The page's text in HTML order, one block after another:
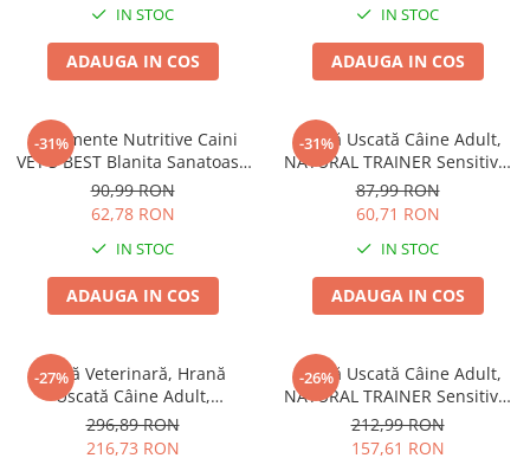
IN STOC
ADAUGA IN COS
IN STOC
ADAUGA IN COS
-31%
Suplimente Nutritive Caini
VET'S BEST Blanita Sanatoasa
60 tablete
90,99 RON
62,78 RON
IN STOC
ADAUGA IN COS
-31%
Hrană Uscată Câine Adult,
NATURAL TRAINER Sensitive,
Fără Gluten, Talie Mică,
Iepure, 2kg
87,99 RON
60,71 RON
IN STOC
ADAUGA IN COS
-27%
Dietă Veterinară, Hrană
Uscată Câine Adult,
EXCLUSION Intestinal, Talie
Mică, Porc și Orez, 7kg
296,89 RON
216,73 RON
-26%
Hrană Uscată Câine Adult,
NATURAL TRAINER Sensitive,
Talie Mică, Prosciutto Crudo,
7kg
212,99 RON
157,61 RON